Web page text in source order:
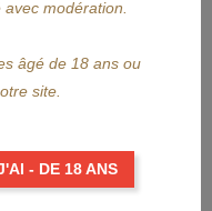
modération.
âgé de 18 ans ou
site.
- DE 18 ANS